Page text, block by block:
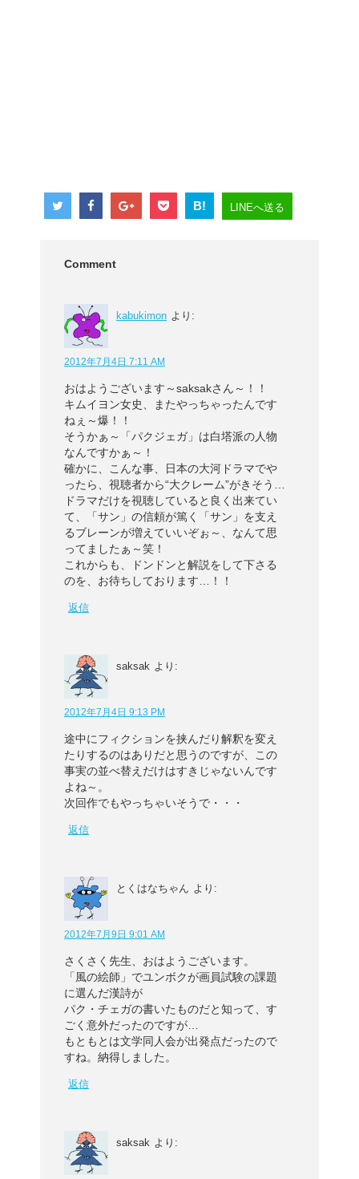
B! LINEへ送る
Comment
kabukimon より:
2012年7月4日 7:11 AM
おはようございます～saksakさん～！！
キムイヨン女史、またやっちゃったんです
ねぇ～爆！！
そうかぁ～「パクジェガ」は白塔派の人物
なんですかぁ～！
確かに、こんな事、日本の大河ドラマでや
ったら、視聴者から“大クレーム”がきそう…
ドラマだけを視聴していると良く出来てい
て、「サン」の信頼が篤く「サン」を支え
るブレーンが増えていいぞぉ～、なんて思
ってましたぁ～笑！
これからも、ドンドンと解説をして下さる
のを、お待ちしております…！！
返信
saksak より:
2012年7月4日 9:13 PM
途中にフィクションを挟んだり解釈を変え
たりするのはありだと思うのですが、この
事実の並べ替えだけはすきじゃないんです
よね～。
次回作でもやっちゃいそうで・・・
返信
とくはなちゃん より:
2012年7月9日 9:01 AM
さくさく先生、おはようございます。
「風の絵師」でユンボクが画員試験の課題
に選んだ漢詩が
パク・チェガの書いたものだと知って、す
ごく意外だったのですが…
もともとは文学同人会が出発点だったので
すね。納得しました。
返信
saksak より: